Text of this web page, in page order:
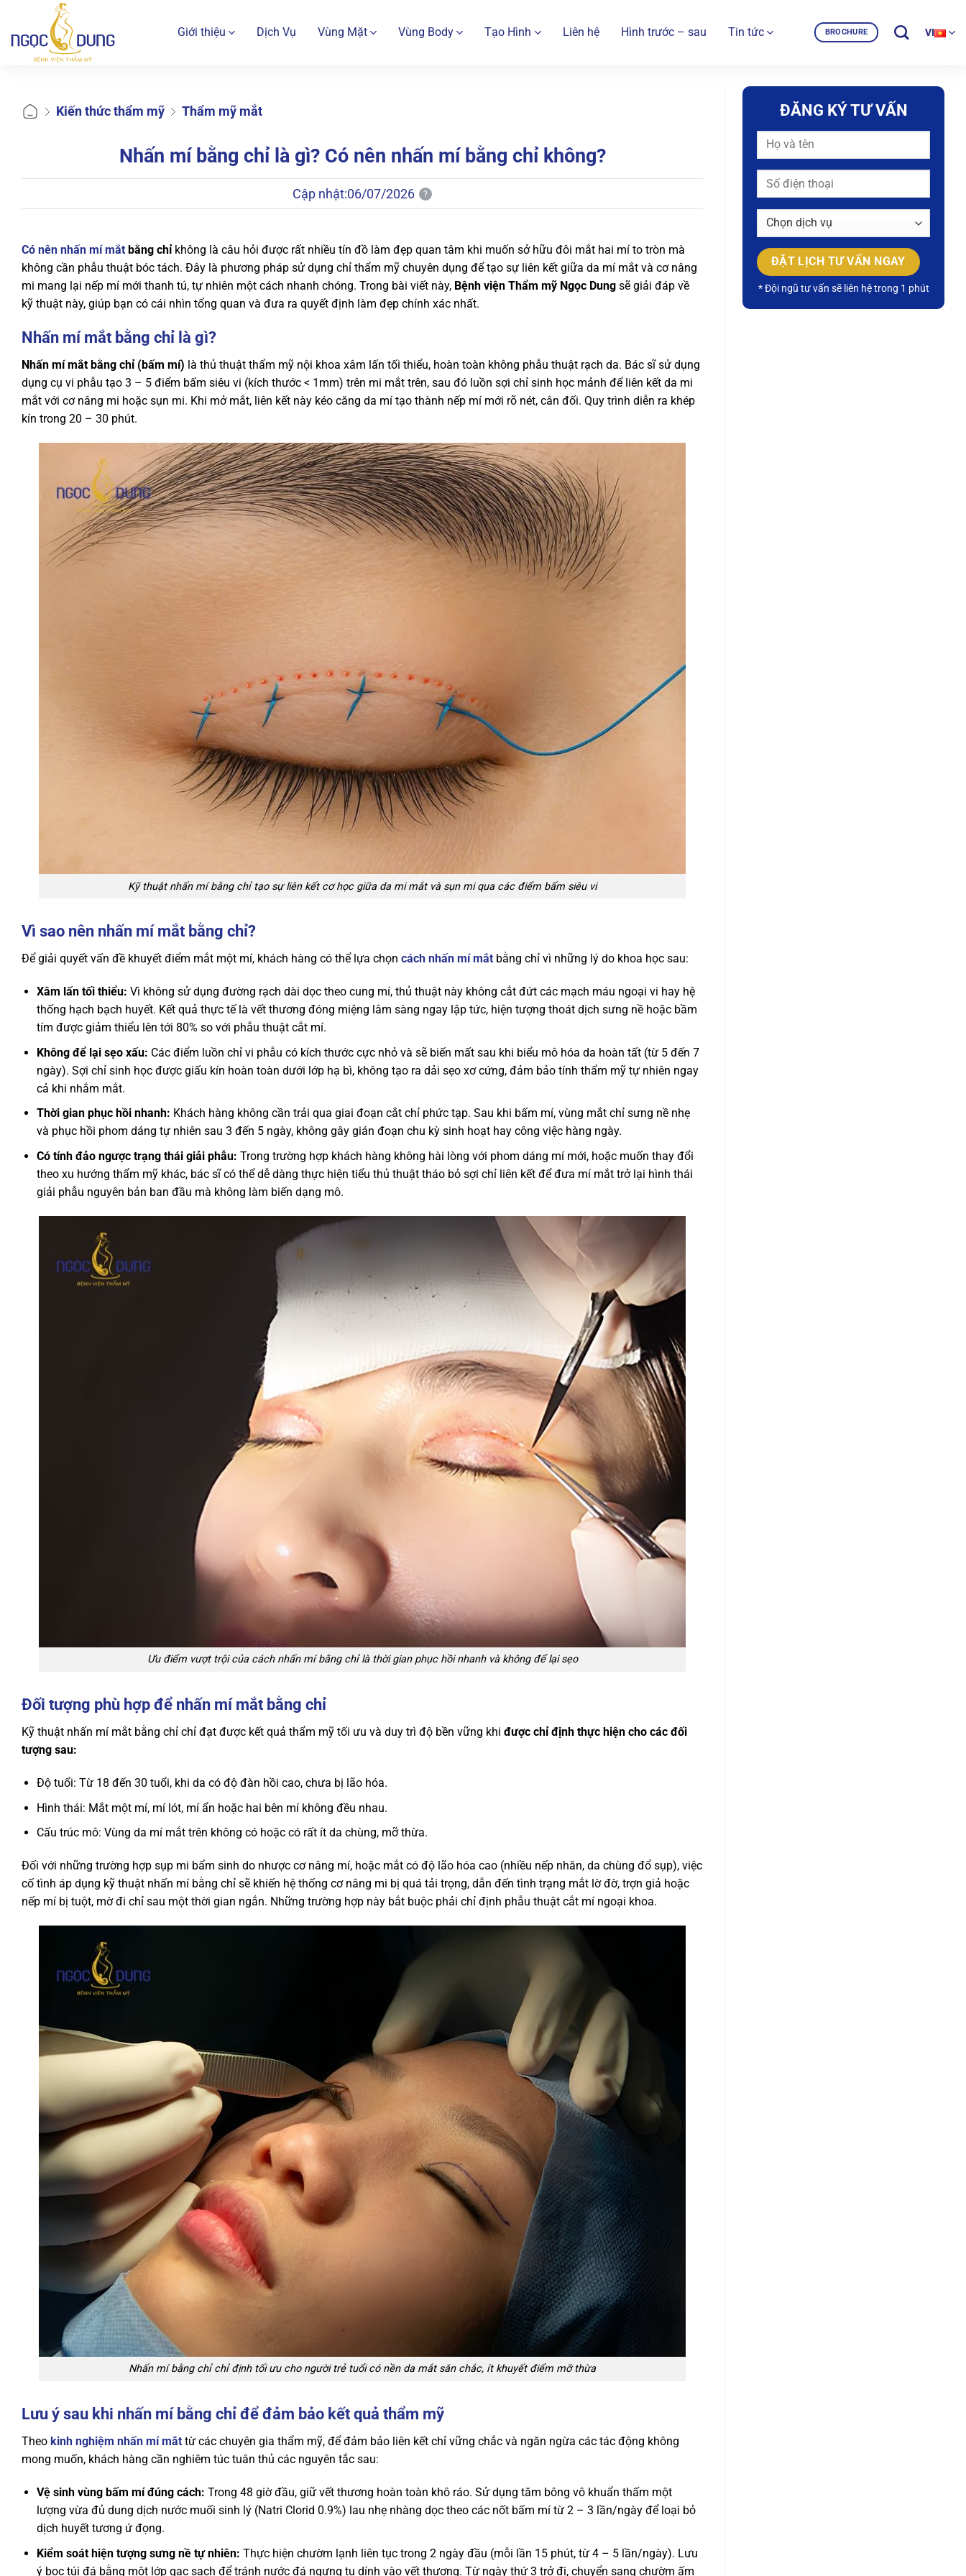
nội
Giới thiệu Dịch Vụ Vùng Mặt Vùng Body Tạo Hình Liên hệ Hình trước – sau Tin tức BROCHURE VI
Kiến thức thẩm mỹ Thẩm mỹ mắt
Nhấn mí bằng chỉ là gì? Có nên nhấn mí bằng chỉ không?
Cập nhật:06/07/2026 ?
Có nên nhấn mí mắt bằng chỉkhông là câu hỏi được rất nhiều tín đồ làm đẹp quan tâm khi muốn sở hữu đôi mắt hai mí to tròn mà
không cần phẫu thuật bóc tách. Đây là phương pháp sử dụng chỉ thẩm mỹ chuyên dụng để tạo sự liên kết giữa da mí mắt và cơ nâng
mi mang lại nếp mí mới thanh tú, tự nhiên một cách nhanh chóng. Trong bài viết này, Bệnh viện Thẩm mỹ Ngọc Dung sẽ giải đáp về
kỹ thuật này, giúp bạn có cái nhìn tổng quan và đưa ra quyết định làm đẹp chính xác nhất.
Nhấn mí mắt bằng chỉ là gì?
Nhấn mí mắt bằng chỉ (bấm mí) là thủ thuật thẩm mỹ nội khoa xâm lấn tối thiểu, hoàn toàn không phẫu thuật rạch da. Bác sĩ sử dụng
dụng cụ vi phẫu tạo 3 – 5 điểm bấm siêu vi (kích thước < 1mm) trên mi mắt trên, sau đó luồn sợi chỉ sinh học mảnh để liên kết da mi
mắt với cơ nâng mi hoặc sụn mi. Khi mở mắt, liên kết này kéo căng da mí tạo thành nếp mí mới rõ nét, cân đối. Quy trình diễn ra khép
kín trong 20 – 30 phút.
Kỹ thuật nhấn mí bằng chỉ tạo sự liên kết cơ học giữa da mi mắt và sụn mi qua các điểm bấm siêu vi
Vì sao nên nhấn mí mắt bằng chỉ?
Để giải quyết vấn đề khuyết điểm mắt một mí, khách hàng có thể lựa chọn cách nhấn mí mắt bằng chỉ vì những lý do khoa học sau:
Xâm lấn tối thiểu: Vì không sử dụng đường rạch dài dọc theo cung mí, thủ thuật này không cắt đứt các mạch máu ngoại vi hay hệ
thống hạch bạch huyết. Kết quả thực tế là vết thương đóng miệng lâm sàng ngay lập tức, hiện tượng thoát dịch sưng nề hoặc bầm
tím được giảm thiểu lên tới 80% so với phẫu thuật cắt mí.
Không để lại sẹo xấu: Các điểm luồn chỉ vi phẫu có kích thước cực nhỏ và sẽ biến mất sau khi biểu mô hóa da hoàn tất (từ 5 đến 7
ngày). Sợi chỉ sinh học được giấu kín hoàn toàn dưới lớp hạ bì, không tạo ra dải sẹo xơ cứng, đảm bảo tính thẩm mỹ tự nhiên ngay
cả khi nhắm mắt.
Thời gian phục hồi nhanh: Khách hàng không cần trải qua giai đoạn cắt chỉ phức tạp. Sau khi bấm mí, vùng mắt chỉ sưng nề nhẹ
và phục hồi phom dáng tự nhiên sau 3 đến 5 ngày, không gây gián đoạn chu kỳ sinh hoạt hay công việc hàng ngày.
Có tính đảo ngược trạng thái giải phẫu: Trong trường hợp khách hàng không hài lòng với phom dáng mí mới, hoặc muốn thay đổi
theo xu hướng thẩm mỹ khác, bác sĩ có thể dễ dàng thực hiện tiểu thủ thuật tháo bỏ sợi chỉ liên kết để đưa mí mắt trở lại hình thái
giải phẫu nguyên bản ban đầu mà không làm biến dạng mô.
Ưu điểm vượt trội của cách nhấn mí bằng chỉ là thời gian phục hồi nhanh và không để lại sẹo
Đối tượng phù hợp để nhấn mí mắt bằng chỉ
Kỹ thuật nhấn mí mắt bằng chỉ chỉ đạt được kết quả thẩm mỹ tối ưu và duy trì độ bền vững khi được chỉ định thực hiện cho các đối
tượng sau:
Độ tuổi: Từ 18 đến 30 tuổi, khi da có độ đàn hồi cao, chưa bị lão hóa.
Hình thái: Mắt một mí, mí lót, mí ẩn hoặc hai bên mí không đều nhau.
Cấu trúc mô: Vùng da mí mắt trên không có hoặc có rất ít da chùng, mỡ thừa.
Đối với những trường hợp sụp mi bẩm sinh do nhược cơ nâng mí, hoặc mắt có độ lão hóa cao (nhiều nếp nhăn, da chùng đổ sụp), việc
cố tình áp dụng kỹ thuật nhấn mí bằng chỉ sẽ khiến hệ thống cơ nâng mi bị quá tải trọng, dẫn đến tình trạng mắt lờ đờ, trợn giả hoặc
nếp mí bị tuột, mờ đi chỉ sau một thời gian ngắn. Những trường hợp này bắt buộc phải chỉ định phẫu thuật cắt mí ngoại khoa.
Nhấn mí bằng chỉ chỉ định tối ưu cho người trẻ tuổi có nền da mắt săn chắc, ít khuyết điểm mỡ thừa
Lưu ý sau khi nhấn mí bằng chỉ để đảm bảo kết quả thẩm mỹ
Theo kinh nghiệm nhấn mí mắt từ các chuyên gia thẩm mỹ, để đảm bảo liên kết chỉ vững chắc và ngăn ngừa các tác động không
mong muốn, khách hàng cần nghiêm túc tuân thủ các nguyên tắc sau:
Vệ sinh vùng bấm mí đúng cách: Trong 48 giờ đầu, giữ vết thương hoàn toàn khô ráo. Sử dụng tăm bông vô khuẩn thấm một
lượng vừa đủ dung dịch nước muối sinh lý (Natri Clorid 0.9%) lau nhẹ nhàng dọc theo các nốt bấm mí từ 2 – 3 lần/ngày để loại bỏ
dịch huyết tương ứ đọng.
Kiểm soát hiện tượng sưng nề tự nhiên: Thực hiện chườm lạnh liên tục trong 2 ngày đầu (mỗi lần 15 phút, từ 4 – 5 lần/ngày). Lưu
ý bọc túi đá bằng một lớp gạc sạch để tránh nước đá ngưng tụ dính vào vết thương. Từ ngày thứ 3 trở đi, chuyển sang chườm ấm
ĐĂNG KÝ TƯ VẤN
* Đội ngũ tư vấn sẽ liên hệ trong 1 phút